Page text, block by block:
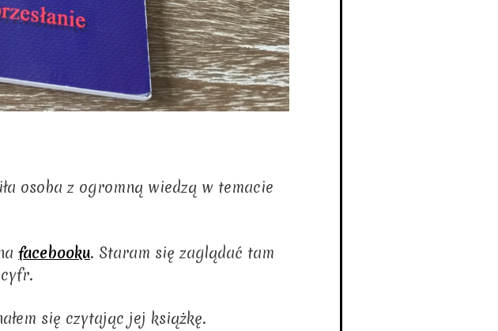
osoba z ogromną wiedzą w temacie
facebooku. Staram się zaglądać tam
się czytając jej książkę.